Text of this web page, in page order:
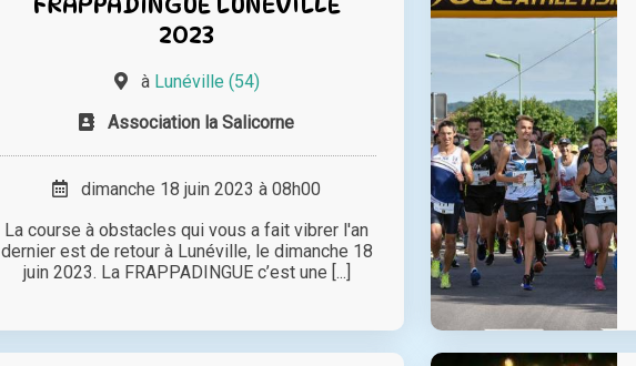
2023
à Lunéville (54)
Association la Salicorne
dimanche 18 juin 2023 à 08h00
La course à obstacles qui vous a fait vibrer l'an
dernier est de retour à Lunéville, le dimanche 18
juin 2023. La FRAPPADINGUE c’est une [...]